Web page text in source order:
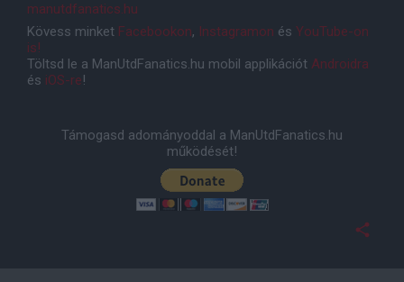
manutdfanatics.hu
Kövess minket Facebookon, Instagramon és YouTube-on
is!
Töltsd le a ManUtdFanatics.hu mobil applikációt Androidra
és iOS-re!
Támogasd adományoddal a ManUtdFanatics.hu
működését!